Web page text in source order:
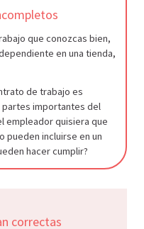
que conozcas bien,
en una tienda,
de trabajo es
partes importantes del
empleador quisiera que
pueden incluirse en un
hacer cumplir?
correctas